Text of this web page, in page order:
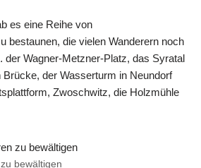
es eine Reihe von
bestaunen, die vielen Wanderern noch
der Wagner-Metzner-Platz, das Syratal
der Wasserturm in Neundorf
Zwoschwitz, die Holzmühle
bewältigen